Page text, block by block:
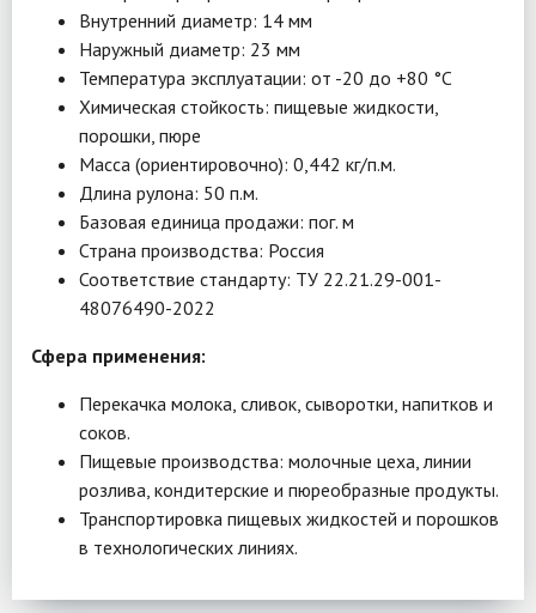
Внутренний диаметр: 14 мм
Наружный диаметр: 23 мм
Температура эксплуатации: от -20 до +80 °C
Химическая стойкость: пищевые жидкости,
порошки, пюре
Масса (ориентировочно): 0,442 кг/п.м.
Длина рулона: 50 п.м.
Базовая единица продажи: пог. м
Страна производства: Россия
Соответствие стандарту: ТУ 22.21.29-001-
48076490-2022
Сфера применения:
Перекачка молока, сливок, сыворотки, напитков и
соков.
Пищевые производства: молочные цеха, линии
розлива, кондитерские и пюреобразные продукты.
Транспортировка пищевых жидкостей и порошков
в технологических линиях.